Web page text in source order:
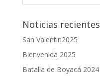
Noticias recientes
San Valentin2025
Bienvenida 2025
Batalla de Boyacá 2024